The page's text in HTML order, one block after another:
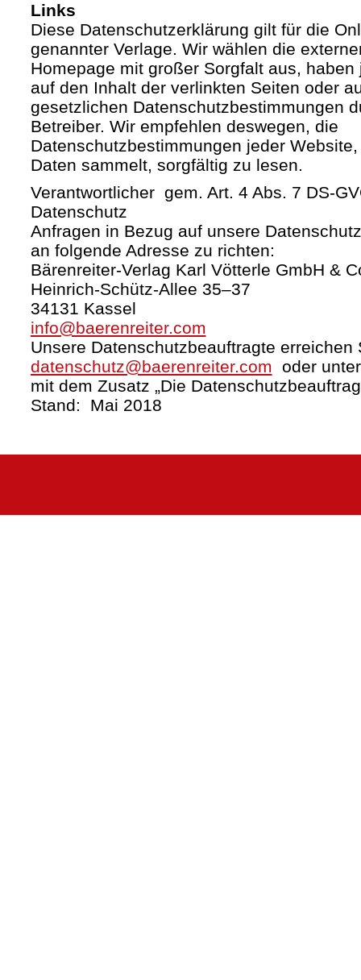
Links
Diese Datenschutzerklärung gilt für die
genannter Verlage. Wir wählen die
Homepage mit großer Sorgfalt aus,
auf den Inhalt der verlinkten Seiten oder
gesetzlichen Datenschutzbestimmungen
Betreiber. Wir empfehlen deswegen, die
Datenschutzbestimmungen jeder
Daten sammelt, sorgfältig zu lesen.
Verantwortlicher gem. Art. 4 Abs. 7 DS-
Datenschutz
Anfragen in Bezug auf unsere
an folgende Adresse zu richten:
Bärenreiter-Verlag Karl Vötterle GmbH &
Heinrich-Schütz-Allee 35–37
34131 Kassel
info@baerenreiter.com
Unsere Datenschutzbeauftragte erreichen
datenschutz@baerenreiter.com oder
mit dem Zusatz „Die
Stand: Mai 2018